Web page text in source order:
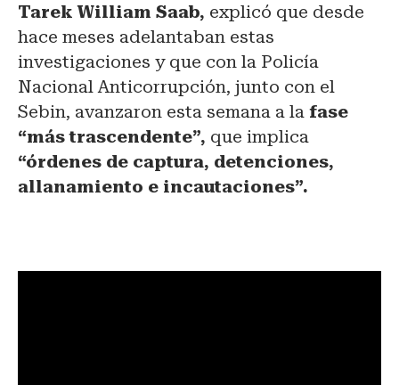
Tarek William Saab, explicó que desde
hace meses adelantaban estas
investigaciones y que con la Policía
Nacional Anticorrupción, junto con el
Sebin, avanzaron esta semana a la fase
“más trascendente”, que implica
“órdenes de captura, detenciones,
allanamiento e incautaciones”.